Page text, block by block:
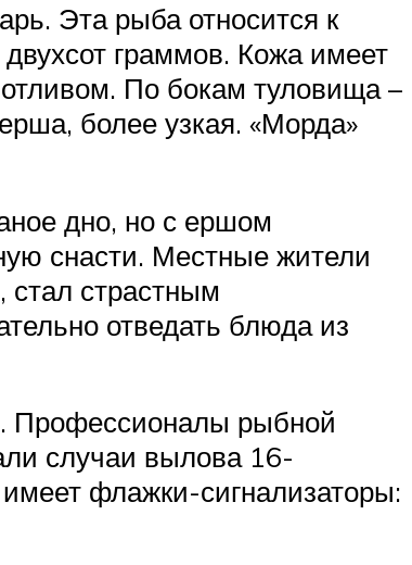
Эта рыба относится к
граммов. Кожа имеет
По бокам туловища –
более узкая. «Морда»
дно, но с ершом
снасти. Местные жители
стал страстным
отведать блюда из
Профессионалы рыбной
случаи вылова 16-
флажки-сигнализаторы: